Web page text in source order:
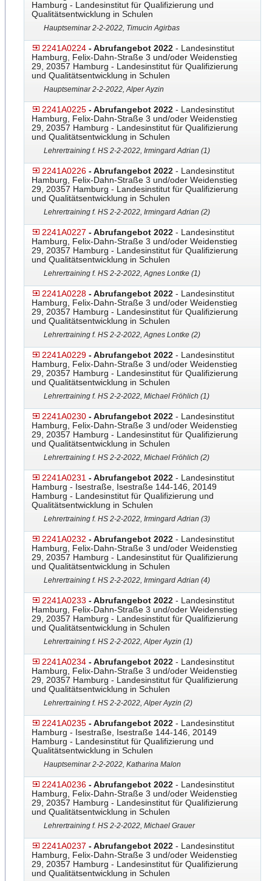
Hamburg - Landesinstitut für Qualifizierung und
Qualitätsentwicklung in Schulen
Hauptseminar 2-2-2022, Timucin Agirbas
2241A0224 - Abrufangebot 2022 - Landesinstitut
Hamburg, Felix-Dahn-Straße 3 und/oder Weidenstieg
29, 20357 Hamburg - Landesinstitut für Qualifizierung
und Qualitätsentwicklung in Schulen
Hauptseminar 2-2-2022, Alper Ayzin
2241A0225 - Abrufangebot 2022 - Landesinstitut
Hamburg, Felix-Dahn-Straße 3 und/oder Weidenstieg
29, 20357 Hamburg - Landesinstitut für Qualifizierung
und Qualitätsentwicklung in Schulen
Lehrertraining f. HS 2-2-2022, Irmingard Adrian (1)
2241A0226 - Abrufangebot 2022 - Landesinstitut
Hamburg, Felix-Dahn-Straße 3 und/oder Weidenstieg
29, 20357 Hamburg - Landesinstitut für Qualifizierung
und Qualitätsentwicklung in Schulen
Lehrertraining f. HS 2-2-2022, Irmingard Adrian (2)
2241A0227 - Abrufangebot 2022 - Landesinstitut
Hamburg, Felix-Dahn-Straße 3 und/oder Weidenstieg
29, 20357 Hamburg - Landesinstitut für Qualifizierung
und Qualitätsentwicklung in Schulen
Lehrertraining f. HS 2-2-2022, Agnes Lontke (1)
2241A0228 - Abrufangebot 2022 - Landesinstitut
Hamburg, Felix-Dahn-Straße 3 und/oder Weidenstieg
29, 20357 Hamburg - Landesinstitut für Qualifizierung
und Qualitätsentwicklung in Schulen
Lehrertraining f. HS 2-2-2022, Agnes Lontke (2)
2241A0229 - Abrufangebot 2022 - Landesinstitut
Hamburg, Felix-Dahn-Straße 3 und/oder Weidenstieg
29, 20357 Hamburg - Landesinstitut für Qualifizierung
und Qualitätsentwicklung in Schulen
Lehrertraining f. HS 2-2-2022, Michael Fröhlich (1)
2241A0230 - Abrufangebot 2022 - Landesinstitut
Hamburg, Felix-Dahn-Straße 3 und/oder Weidenstieg
29, 20357 Hamburg - Landesinstitut für Qualifizierung
und Qualitätsentwicklung in Schulen
Lehrertraining f. HS 2-2-2022, Michael Fröhlich (2)
2241A0231 - Abrufangebot 2022 - Landesinstitut
Hamburg - Isestraße, Isestraße 144-146, 20149
Hamburg - Landesinstitut für Qualifizierung und
Qualitätsentwicklung in Schulen
Lehrertraining f. HS 2-2-2022, Irmingard Adrian (3)
2241A0232 - Abrufangebot 2022 - Landesinstitut
Hamburg, Felix-Dahn-Straße 3 und/oder Weidenstieg
29, 20357 Hamburg - Landesinstitut für Qualifizierung
und Qualitätsentwicklung in Schulen
Lehrertraining f. HS 2-2-2022, Irmingard Adrian (4)
2241A0233 - Abrufangebot 2022 - Landesinstitut
Hamburg, Felix-Dahn-Straße 3 und/oder Weidenstieg
29, 20357 Hamburg - Landesinstitut für Qualifizierung
und Qualitätsentwicklung in Schulen
Lehrertraining f. HS 2-2-2022, Alper Ayzin (1)
2241A0234 - Abrufangebot 2022 - Landesinstitut
Hamburg, Felix-Dahn-Straße 3 und/oder Weidenstieg
29, 20357 Hamburg - Landesinstitut für Qualifizierung
und Qualitätsentwicklung in Schulen
Lehrertraining f. HS 2-2-2022, Alper Ayzin (2)
2241A0235 - Abrufangebot 2022 - Landesinstitut
Hamburg - Isestraße, Isestraße 144-146, 20149
Hamburg - Landesinstitut für Qualifizierung und
Qualitätsentwicklung in Schulen
Hauptseminar 2-2-2022, Katharina Malon
2241A0236 - Abrufangebot 2022 - Landesinstitut
Hamburg, Felix-Dahn-Straße 3 und/oder Weidenstieg
29, 20357 Hamburg - Landesinstitut für Qualifizierung
und Qualitätsentwicklung in Schulen
Lehrertraining f. HS 2-2-2022, Michael Grauer
2241A0237 - Abrufangebot 2022 - Landesinstitut
Hamburg, Felix-Dahn-Straße 3 und/oder Weidenstieg
29, 20357 Hamburg - Landesinstitut für Qualifizierung
und Qualitätsentwicklung in Schulen